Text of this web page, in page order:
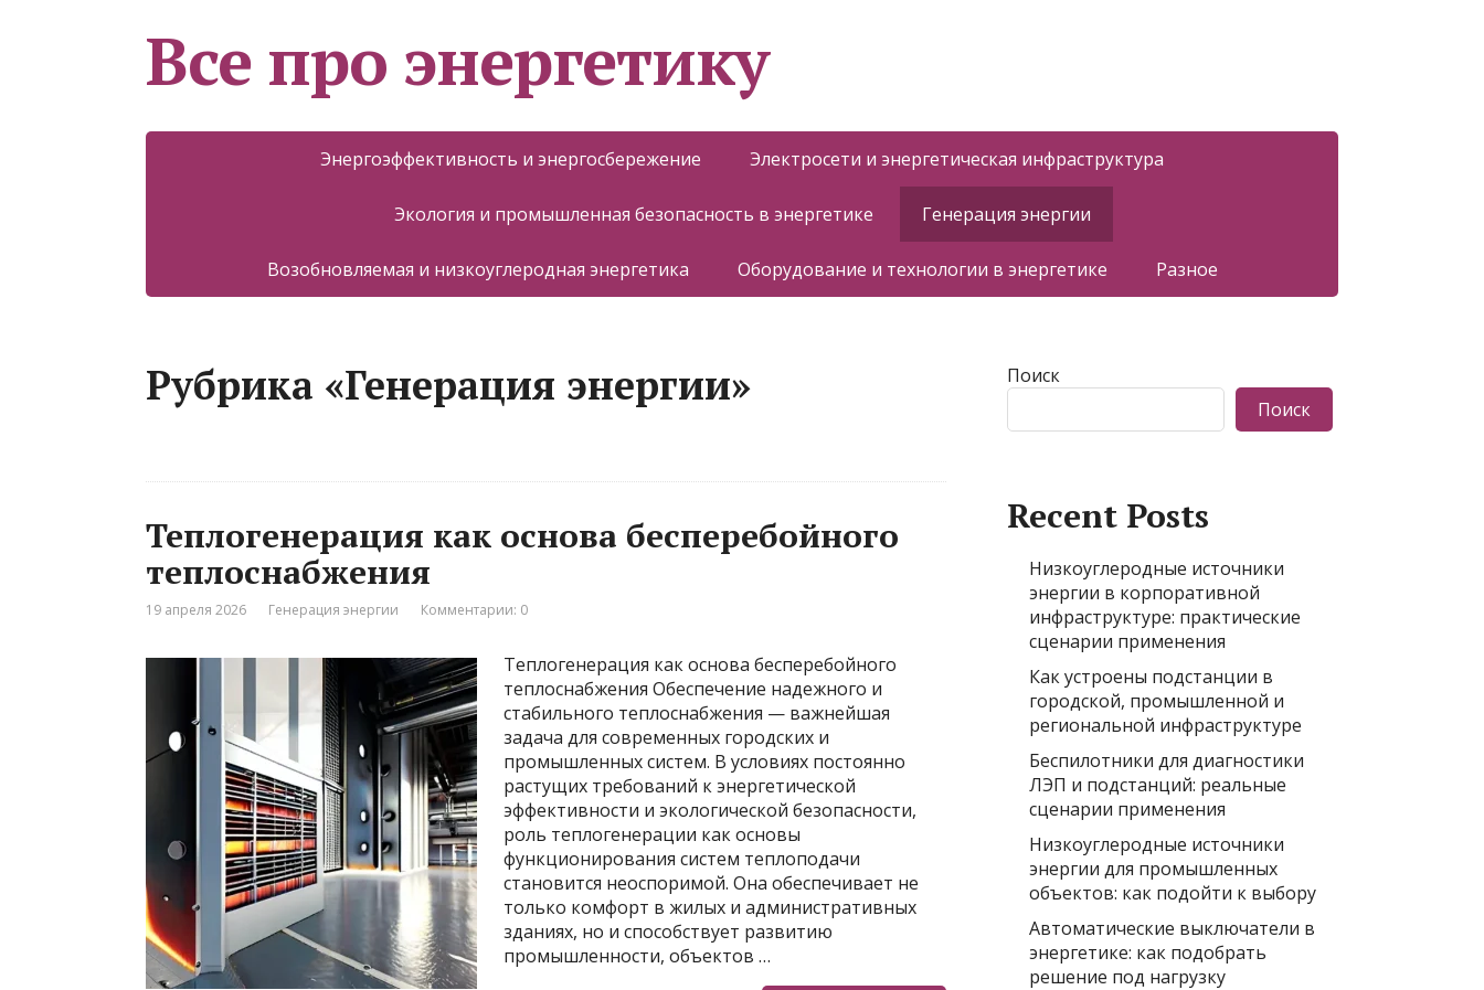
Все про энергетику
Энергоэффективность и энергосбережение Электросети и энергетическая инфраструктура
Экология и промышленная безопасность в энергетике Генерация энергии
Возобновляемая и низкоуглеродная энергетика Оборудование и технологии в энергетике Разное
Рубрика «Генерация энергии»
Теплогенерация как основа бесперебойного
теплоснабжения
19 апреля 2026 Генерация энергии Комментарии: 0
Теплогенерация как основа бесперебойного
теплоснабжения Обеспечение надежного и
стабильного теплоснабжения — важнейшая
задача для современных городских и
промышленных систем. В условиях постоянно
растущих требований к энергетической
эффективности и экологической безопасности,
роль теплогенерации как основы
функционирования систем теплоподачи
становится неоспоримой. Она обеспечивает не
только комфорт в жилых и административных
зданиях, но и способствует развитию
промышленности, объектов …
Поиск
Поиск
Recent Posts
Низкоуглеродные источники
энергии в корпоративной
инфраструктуре: практические
сценарии применения
Как устроены подстанции в
городской, промышленной и
региональной инфраструктуре
Беспилотники для диагностики
ЛЭП и подстанций: реальные
сценарии применения
Низкоуглеродные источники
энергии для промышленных
объектов: как подойти к выбору
Автоматические выключатели в
энергетике: как подобрать
решение под нагрузку